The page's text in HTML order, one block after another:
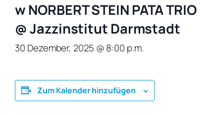
w NORBERT STEIN PATA TRIO
@ Jazzinstitut Darmstadt
30 Dezember, 2025 @ 8:00 p.m.
Zum Kalender hinzufügen